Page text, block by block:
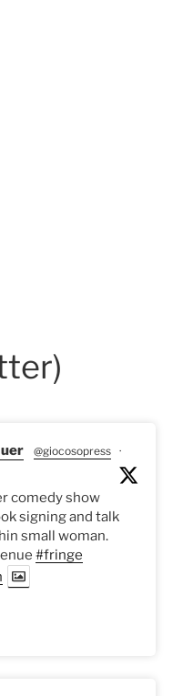
@giocosopress ·
comedy show
signing and talk
small woman.
#fringe